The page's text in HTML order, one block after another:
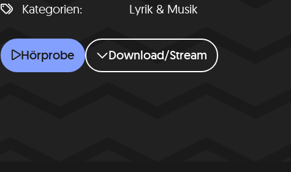
Kategorien
Lyrik & Musik
Weihnachten
Hörprobe Download/Stream